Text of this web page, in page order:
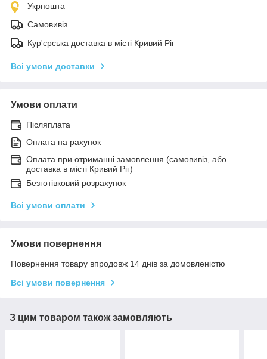
Укрпошта
Самовивіз
Кур'єрська доставка в місті Кривий Ріг
Всі умови доставки
Умови оплати
Післяплата
Оплата на рахунок
Оплата при отриманні замовлення (самовивіз, або
доставка в місті Кривий Ріг)
Безготівковий розрахунок
Всі умови оплати
Умови повернення
Повернення товару впродовж 14 днів за домовленістю
Всі умови повернення
З цим товаром також замовляють